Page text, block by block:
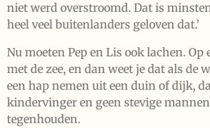
niet werd overstroomd. Dat is
heel veel buitenlanders geloven dat.’
Nu moeten Pep en Lis ook lachen. Op
met de zee, en dan weet je dat als de
een hap nemen uit een duin of dijk,
kindervinger en geen stevige
tegenhouden.